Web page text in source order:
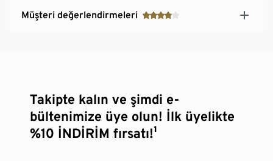
Müşteri değerlendirmeleri
Takipte kalın ve şimdi e-
bültenimize üye olun! İlk üyelikte
%10 İNDİRİM fırsatı!¹